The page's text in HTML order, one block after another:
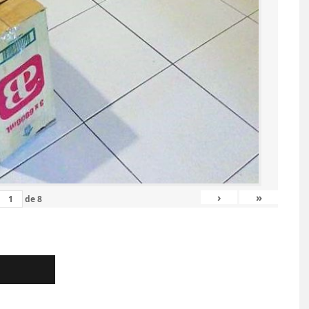
de8 › »
: POCHETTE
AVEC FENÊTRE
(FACILE ET
IDÉES DE
BOIS POUR VOTRE